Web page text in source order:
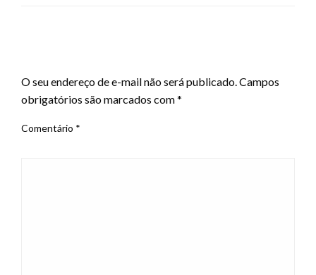
O seu endereço de e-mail não será publicado.Campos
obrigatórios são marcados com*
Comentário *